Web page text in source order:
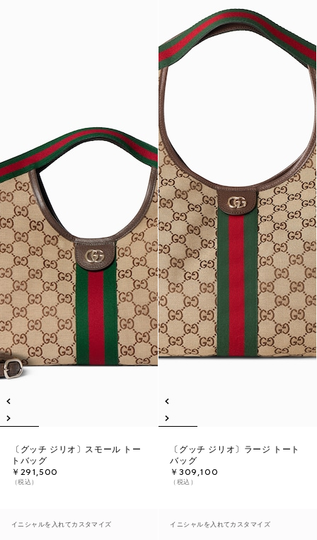
〔グッチ ジリオ〕スモール トー
トバッグ
￥291,500
（税込）
〔グッチ ジリオ〕ラージ トート
バッグ
￥309,100
（税込）
イニシャルを入れてカスタマイズ イニシャルを入れてカスタマイズ